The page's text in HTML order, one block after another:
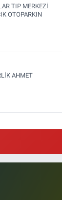
TIP MERKEZİ
OTOPARKIN
AHMET
Akua Florya